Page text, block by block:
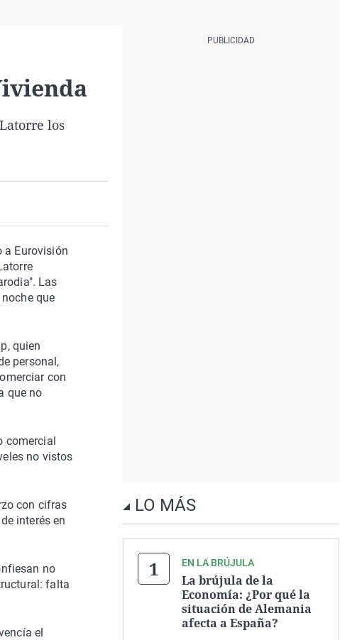
los
a Eurovisión
Las
que
quien
personal,
con
que no
comercial
no vistos
con cifras
interés en
no
falta
el
LO MÁS
EN LA BRÚJULA
La brújula de la
Economía: ¿Por qué la
situación de Alemania
afecta a España?